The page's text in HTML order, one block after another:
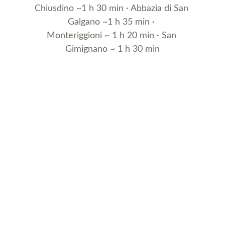
Chiusdino ~1 h 30 min · Abbazia di San
Galgano ~1 h 35 min ·
Monteriggioni ~ 1 h 20 min · San
Gimignano ~ 1 h 30 min